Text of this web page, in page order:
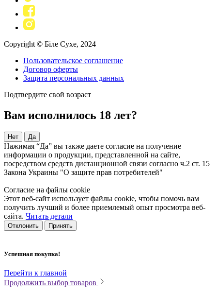
Copyright © Біле Сухе, 2024
Пользовательское соглашение
Договор оферты
Защита персональных данных
Подтвердите свой возраст
Вам исполнилось 18 лет?
Нет Да
Нажимая “Да” вы также даете согласие на получение
информации о продукции, представленной на сайте,
посредством средств дистанционной связи согласно ч.2 ст. 15
Закона Украины "О защите прав потребителей"
Согласие на файлы cookie
Этот веб-сайт использует файлы cookie, чтобы помочь вам
получить лучший и более приемлемый опыт просмотра веб-
сайта. Читать детали
Отклонить Принять
Успешная покупка!
Перейти к главной
Продолжить выбор товаров